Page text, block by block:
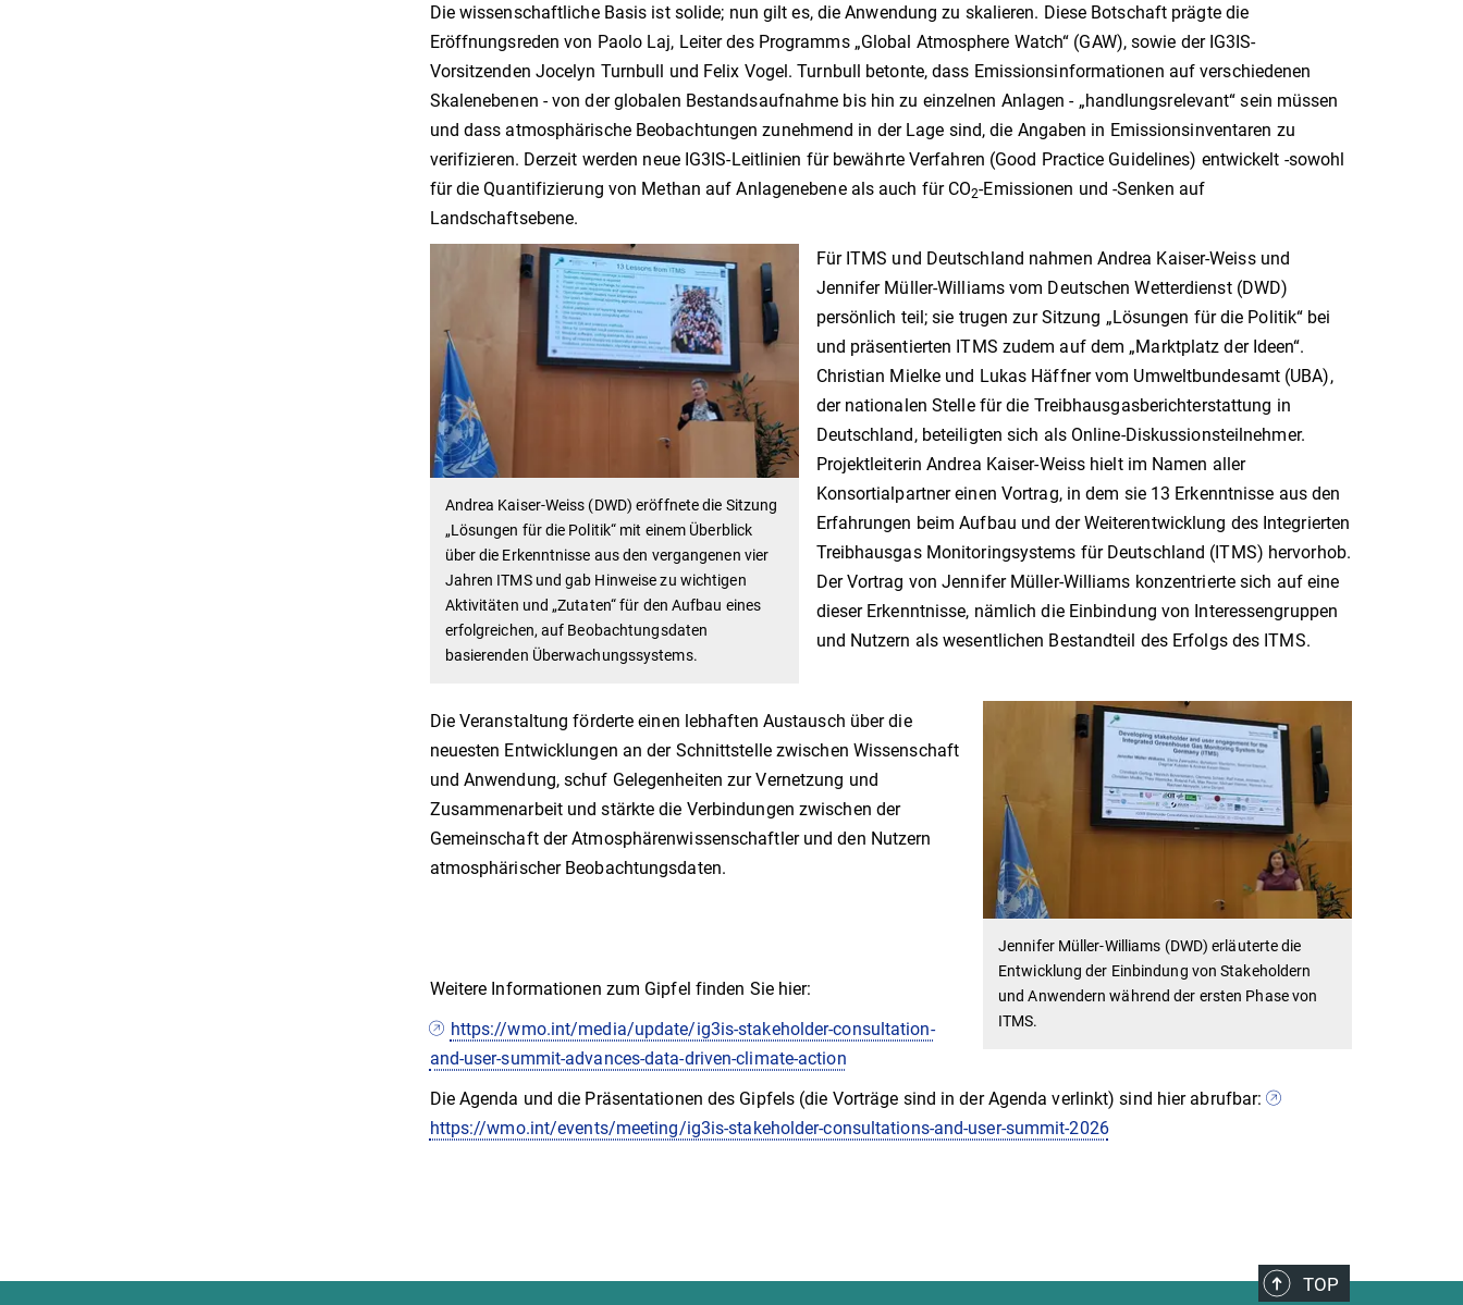
Die wissenschaftliche Basis ist solide; nun gilt es, die Anwendung zu skalieren. Diese Botschaft prägte die
Eröffnungsreden von Paolo Laj, Leiter des Programms „Global Atmosphere Watch“ (GAW), sowie der IG3IS-
Vorsitzenden Jocelyn Turnbull und Felix Vogel. Turnbull betonte, dass Emissionsinformationen auf verschiedenen
Skalenebenen - von der globalen Bestandsaufnahme bis hin zu einzelnen Anlagen - „handlungsrelevant“ sein müssen
und dass atmosphärische Beobachtungen zunehmend in der Lage sind, die Angaben in Emissionsinventaren zu
verifizieren. Derzeit werden neue IG3IS-Leitlinien für bewährte Verfahren (Good Practice Guidelines) entwickelt -sowohl
für die Quantifizierung von Methan auf Anlagenebene als auch für CO2-Emissionen und -Senken auf
Landschaftsebene.
Andrea Kaiser-Weiss (DWD) eröffnete die Sitzung
„Lösungen für die Politik“ mit einem Überblick
über die Erkenntnisse aus den vergangenen vier
Jahren ITMS und gab Hinweise zu wichtigen
Aktivitäten und „Zutaten“ für den Aufbau eines
erfolgreichen, auf Beobachtungsdaten
basierenden Überwachungssystems.
Für ITMS und Deutschland nahmen Andrea Kaiser-Weiss und
Jennifer Müller-Williams vom Deutschen Wetterdienst (DWD)
persönlich teil; sie trugen zur Sitzung „Lösungen für die Politik“ bei
und präsentierten ITMS zudem auf dem „Marktplatz der Ideen“.
Christian Mielke und Lukas Häffner vom Umweltbundesamt (UBA),
der nationalen Stelle für die Treibhausgasberichterstattung in
Deutschland, beteiligten sich als Online-Diskussionsteilnehmer.
Projektleiterin Andrea Kaiser-Weiss hielt im Namen aller
Konsortialpartner einen Vortrag, in dem sie 13 Erkenntnisse aus den
Erfahrungen beim Aufbau und der Weiterentwicklung des Integrierten
Treibhausgas Monitoringsystems für Deutschland (ITMS) hervorhob.
Der Vortrag von Jennifer Müller-Williams konzentrierte sich auf eine
dieser Erkenntnisse, nämlich die Einbindung von Interessengruppen
und Nutzern als wesentlichen Bestandteil des Erfolgs des ITMS.
Jennifer Müller-Williams (DWD) erläuterte die
Entwicklung der Einbindung von Stakeholdern
und Anwendern während der ersten Phase von
ITMS.
Die Veranstaltung förderte einen lebhaften Austausch über die
neuesten Entwicklungen an der Schnittstelle zwischen Wissenschaft
und Anwendung, schuf Gelegenheiten zur Vernetzung und
Zusammenarbeit und stärkte die Verbindungen zwischen der
Gemeinschaft der Atmosphärenwissenschaftler und den Nutzern
atmosphärischer Beobachtungsdaten.
Weitere Informationen zum Gipfel finden Sie hier:
https://wmo.int/media/update/ig3is-stakeholder-consultation-
and-user-summit-advances-data-driven-climate-action
Die Agenda und die Präsentationen des Gipfels (die Vorträge sind in der Agenda verlinkt) sind hier abrufbar:
https://wmo.int/events/meeting/ig3is-stakeholder-consultations-and-user-summit-2026
TOP